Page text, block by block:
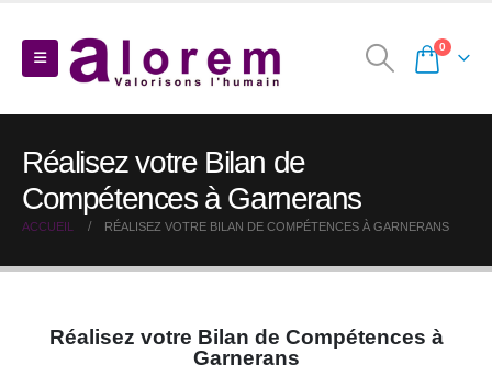
0
Réalisez votre Bilan de
Compétences à Garnerans
ACCUEIL RÉALISEZ VOTRE BILAN DE COMPÉTENCES À GARNERANS
Réalisez votre Bilan de Compétences à
Garnerans